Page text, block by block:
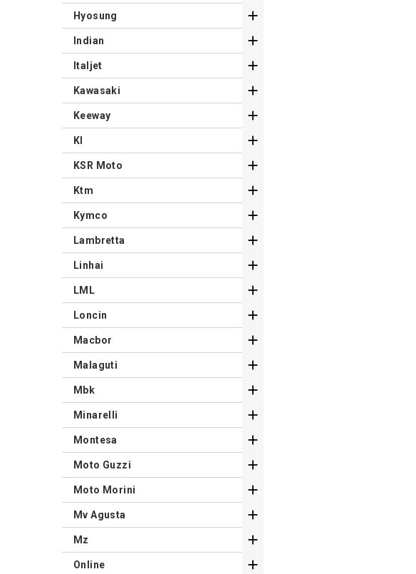
Hyosung 
Indian 
Italjet 
Kawasaki 
Keeway 
Kl 
KSR Moto 
Ktm 
Kymco 
Lambretta 
Linhai 
LML 
Loncin 
Macbor 
Malaguti 
Mbk 
Minarelli 
Montesa 
Moto Guzzi 
Moto Morini 
Mv Agusta 
Mz 
Online 